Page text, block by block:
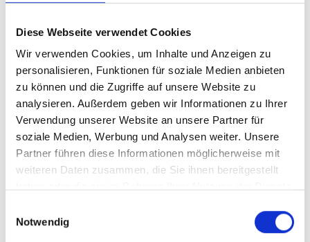
Diese Webseite verwendet Cookies
Wir verwenden Cookies, um Inhalte und Anzeigen zu
personalisieren, Funktionen für soziale Medien anbieten
zu können und die Zugriffe auf unsere Website zu
analysieren. Außerdem geben wir Informationen zu Ihrer
Verwendung unserer Website an unsere Partner für
soziale Medien, Werbung und Analysen weiter. Unsere
Partner führen diese Informationen möglicherweise mit
weiteren Daten zusammen, die Sie ihnen bereitgestellt
Notwendig
Green Zone, Brazilian Pavilion
Zum Kalender hinzufügen
Projekt
Unterstützung Brasiliens bei der Umsetzung seiner
Nationalen Agenda zur Anpassung an den